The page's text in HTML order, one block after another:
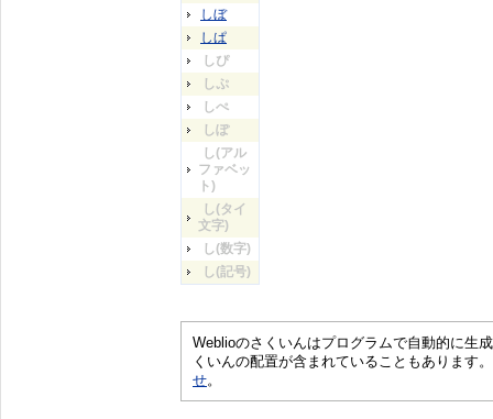
しぼ
しぱ
しぴ
しぷ
しぺ
しぽ
し(アル
ファベッ
ト)
し(タイ
文字)
し(数字)
し(記号)
Weblioのさくいんはプログラムで自動的に生
くいんの配置が含まれていることもあります
せ。